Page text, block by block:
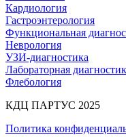
Кардиология
Гастроэнтерология
Функциональная
Неврология
УЗИ-диагностика
Лабораторная
Флебология
КДЦ ПАРТУС 2025
Политика